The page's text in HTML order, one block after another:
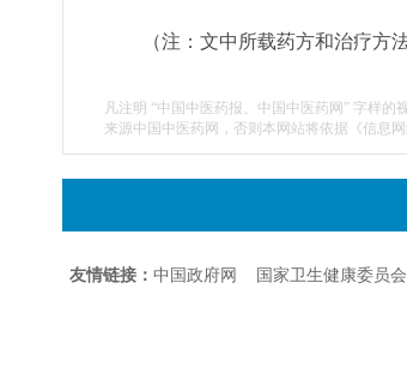
（注：文中所载药方和治疗方
凡注明 “中国中医药报、中国中医药网” 字样
来源中国中医药网，否则本网站将依据《信息
友情链接： 中国政府网 国家卫生健康委员会